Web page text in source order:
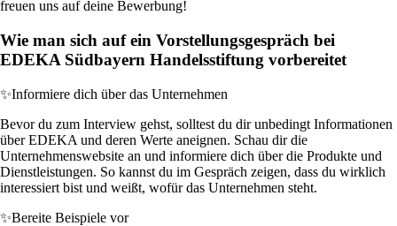
freuen uns auf deine Bewerbung!
Wie man sich auf ein Vorstellungsgespräch bei
EDEKA Südbayern Handelsstiftung vorbereitet
✨Informiere dich über das Unternehmen
Bevor du zum Interview gehst, solltest du dir unbedingt Informationen
über EDEKA und deren Werte aneignen. Schau dir die
Unternehmenswebsite an und informiere dich über die Produkte und
Dienstleistungen. So kannst du im Gespräch zeigen, dass du wirklich
interessiert bist und weißt, wofür das Unternehmen steht.
✨Bereite Beispiele vor